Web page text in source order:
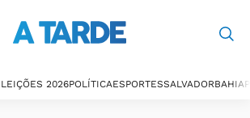
2026POLÍTICAESPORTESSALVADORBAHIA